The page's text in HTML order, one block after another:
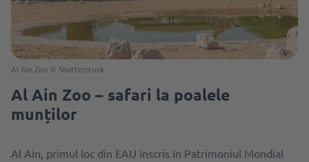
Al Ain Zoo © Shutterstock
Al Ain Zoo – safari la poalele
munților
Al Ain, primul loc din EAU înscris în Patrimoniul Mondial